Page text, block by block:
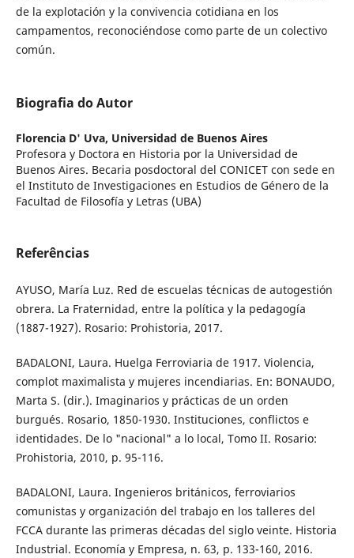
de la explotación y la convivencia cotidiana en los
campamentos, reconociéndose como parte de un colectivo
común.
Biografia do Autor
Florencia D' Uva, Universidad de Buenos Aires
Profesora y Doctora en Historia por la Universidad de
Buenos Aires. Becaria posdoctoral del CONICET con sede en
el Instituto de Investigaciones en Estudios de Género de la
Facultad de Filosofía y Letras (UBA)
Referências
AYUSO, María Luz. Red de escuelas técnicas de autogestión
obrera. La Fraternidad, entre la política y la pedagogía
(1887-1927). Rosario: Prohistoria, 2017.
BADALONI, Laura. Huelga Ferroviaria de 1917. Violencia,
complot maximalista y mujeres incendiarias. En: BONAUDO,
Marta S. (dir.). Imaginarios y prácticas de un orden
burgués. Rosario, 1850-1930. Instituciones, conflictos e
identidades. De lo "nacional" a lo local, Tomo II. Rosario:
Prohistoria, 2010, p. 95-116.
BADALONI, Laura. Ingenieros británicos, ferroviarios
comunistas y organización del trabajo en los talleres del
FCCA durante las primeras décadas del siglo veinte. Historia
Industrial. Economía y Empresa, n. 63, p. 133-160, 2016.